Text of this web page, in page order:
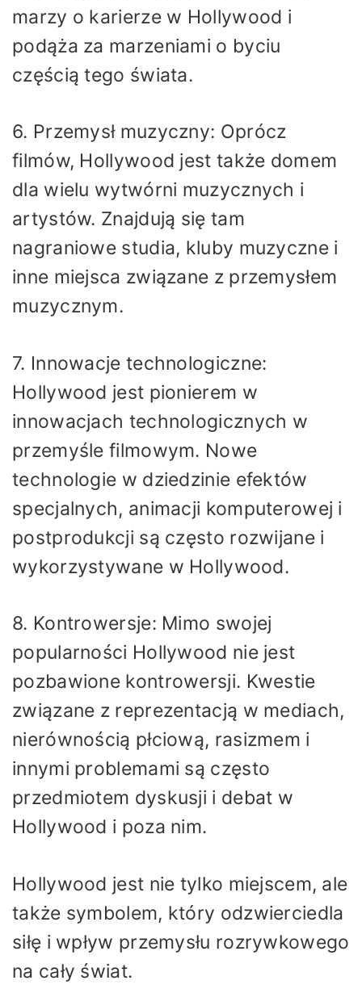
marzy o karierze w Hollywood i
podąża za marzeniami o byciu
częścią tego świata.
6. Przemysł muzyczny: Oprócz
filmów, Hollywood jest także domem
dla wielu wytwórni muzycznych i
artystów. Znajdują się tam
nagraniowe studia, kluby muzyczne i
inne miejsca związane z przemysłem
muzycznym.
7. Innowacje technologiczne:
Hollywood jest pionierem w
innowacjach technologicznych w
przemyśle filmowym. Nowe
technologie w dziedzinie efektów
specjalnych, animacji komputerowej i
postprodukcji są często rozwijane i
wykorzystywane w Hollywood.
8. Kontrowersje: Mimo swojej
popularności Hollywood nie jest
pozbawione kontrowersji. Kwestie
związane z reprezentacją w mediach,
nierównością płciową, rasizmem i
innymi problemami są często
przedmiotem dyskusji i debat w
Hollywood i poza nim.
Hollywood jest nie tylko miejscem, ale
także symbolem, który odzwierciedla
siłę i wpływ przemysłu rozrywkowego
na cały świat.